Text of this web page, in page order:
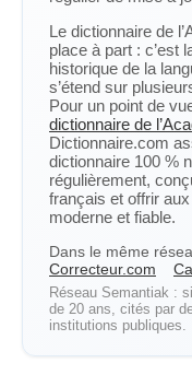
Le dictionnaire de
place à part : c’est
historique de la
s’étend sur
Pour un point de
dictionnaire de
Dictionnaire.com
dictionnaire 100 %
régulièrement,
français et offrir
moderne et fiable.
Dans le même
Correcteur.com
Réseau Semantiak :
de 20 ans, cités par
institutions publiques.